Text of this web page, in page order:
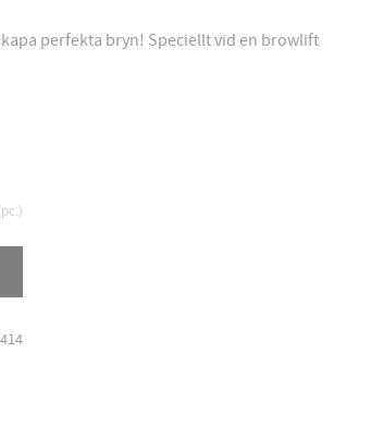
perfekta bryn! Speciellt vid en browlift
pc.